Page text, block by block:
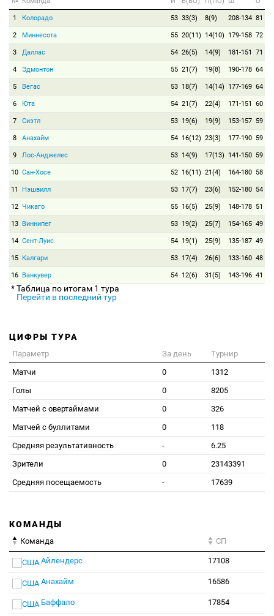
1 Колорадо 53 33(3) 8(9) 208-134 81
2 Миннесота 55 20(11) 14(10) 179-158 72
3 Даллас 54 26(5) 14(9) 181-151 71
4 Эдмонтон 55 21(7) 19(8) 190-178 64
5 Вегас 53 18(7) 14(14) 177-169 64
6 Юта 54 21(7) 22(4) 171-151 60
7 Сиэтл 53 19(6) 19(9) 153-157 59
8 Анахайм 54 16(12) 23(3) 177-190 59
9 Лос-Анджелес 53 14(9) 17(13) 141-150 59
10 Сан-Хосе 52 16(11) 21(4) 164-180 58
11 Нэшвилл 53 17(7) 23(6) 152-180 54
12 Чикаго 55 16(5) 25(9) 148-178 51
13 Виннипег 53 19(2) 25(7) 154-165 49
14 Сент-Луис 54 19(1) 25(9) 135-187 49
15 Калгари 53 17(4) 26(6) 133-160 48
16 Ванкувер 54 12(6) 31(5) 143-196 41
* Таблица по итогам 1 тура
Перейти в последний тур
ЦИФРЫ ТУРА
Параметр За день
Турнир
Матчи
0
1312
Голы
0
8205
Матчей с овертаймами
0
326
Матчей с буллитами
0
118
Средняя результативность
-
6.25
Зрители
0
23143391
Средняя посещаемость
- 17639
КОМАНДЫ
Команда СП
Айлендерс 17108
Анахайм 16586
Баффало 17854